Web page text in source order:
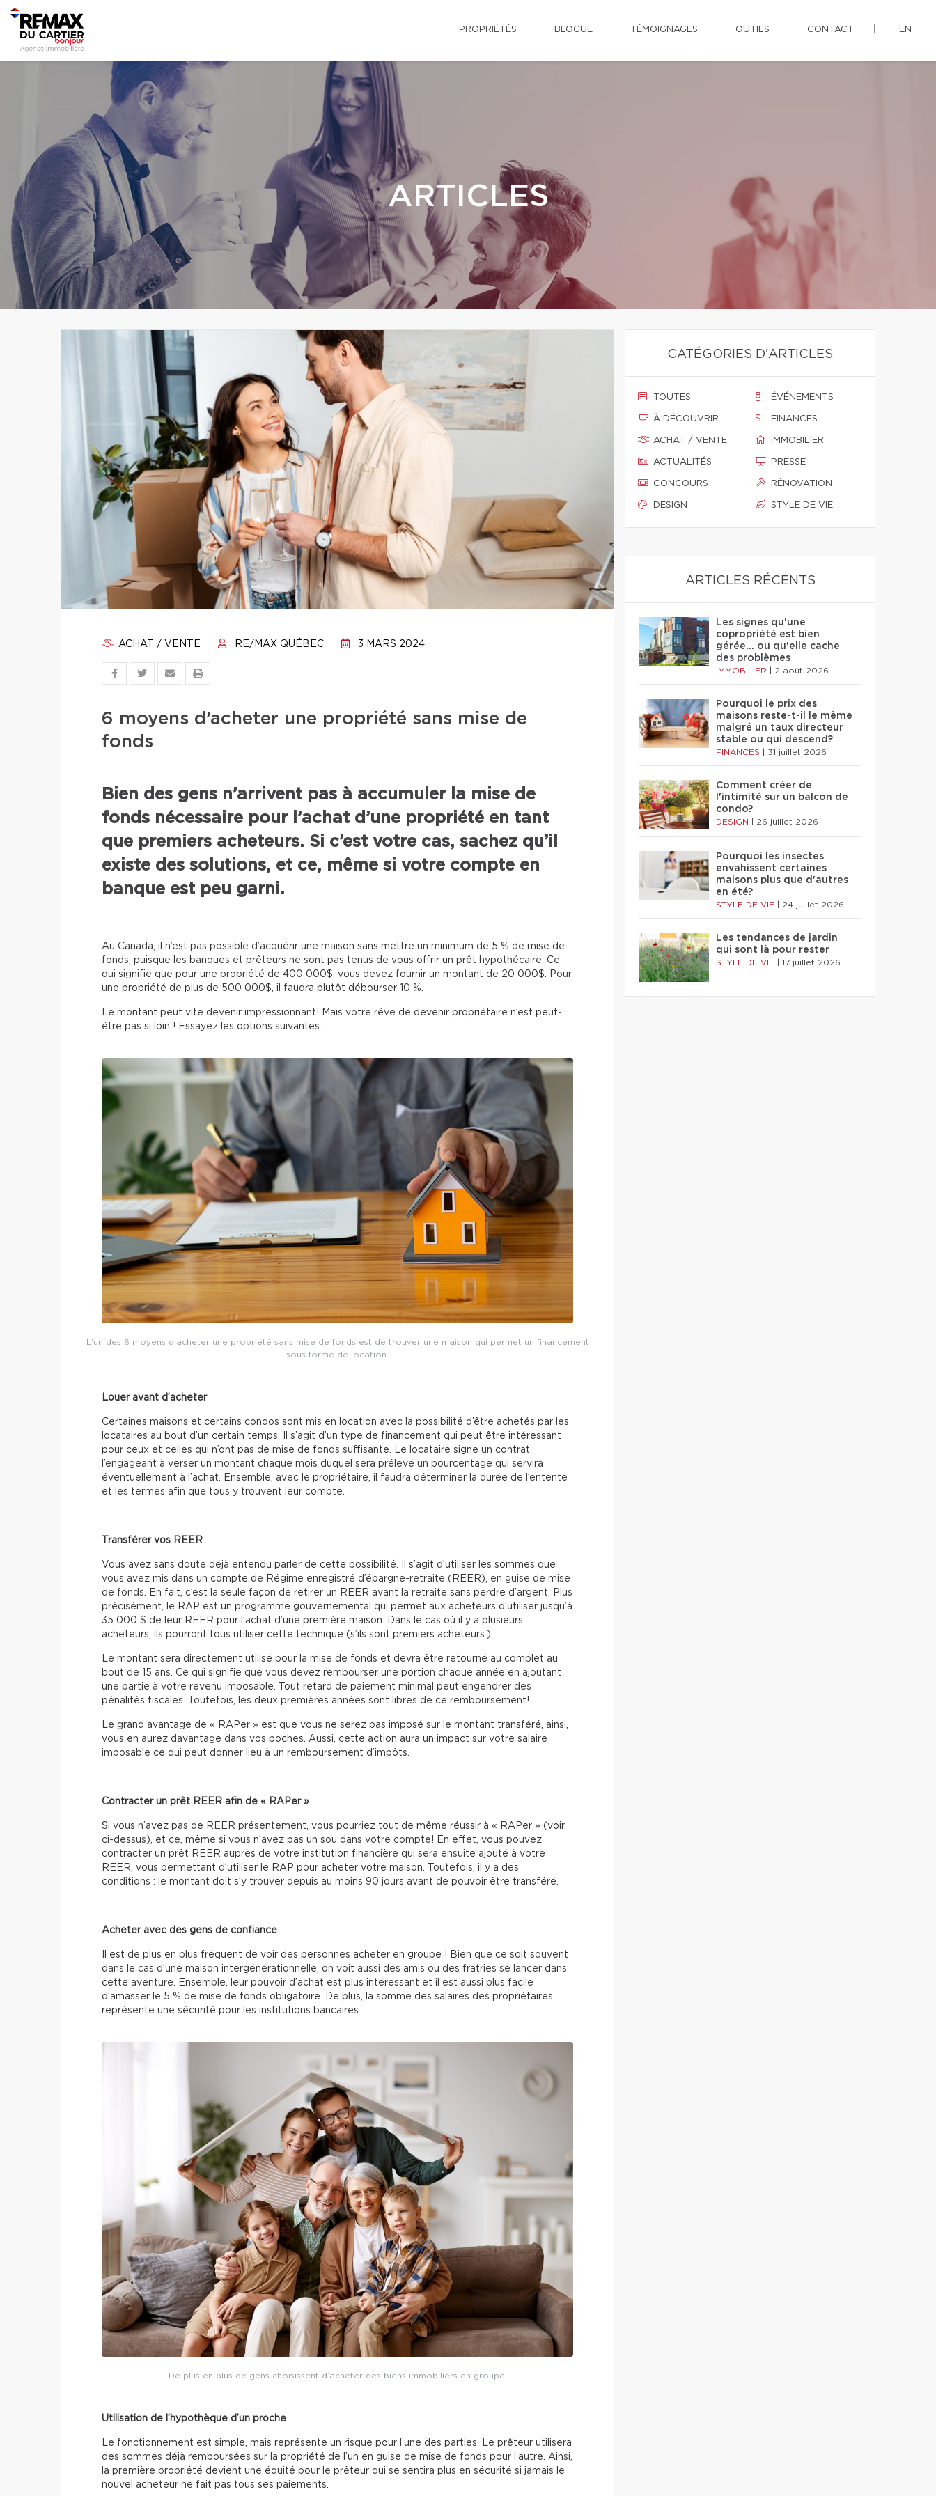
PROPRIÉTÉS BLOGUE TÉMOIGNAGES OUTILS CONTACT EN
ARTICLES
ACHAT / VENTE RE/MAX QUÉBEC 3 MARS 2024
6 moyens d’acheter une propriété sans mise de
fonds
Bien des gens n’arrivent pas à accumuler la mise de
fonds nécessaire pour l’achat d’une propriété en tant
que premiers acheteurs. Si c’est votre cas, sachez qu’il
existe des solutions, et ce, même si votre compte en
banque est peu garni.
Au Canada, il n’est pas possible d’acquérir une maison sans mettre un minimum de 5 % de mise de
fonds, puisque les banques et prêteurs ne sont pas tenus de vous offrir un prêt hypothécaire. Ce
qui signifie que pour une propriété de 400 000$, vous devez fournir un montant de 20 000$. Pour
une propriété de plus de 500 000$, il faudra plutôt débourser 10 %.
Le montant peut vite devenir impressionnant! Mais votre rêve de devenir propriétaire n’est peut-
être pas si loin ! Essayez les options suivantes :
L’un des 6 moyens d’acheter une propriété sans mise de fonds est de trouver une maison qui permet un financement
sous forme de location.
Louer avant d’acheter
Certaines maisons et certains condos sont mis en location avec la possibilité d’être achetés par les
locataires au bout d’un certain temps. Il s’agit d’un type de financement qui peut être intéressant
pour ceux et celles qui n’ont pas de mise de fonds suffisante. Le locataire signe un contrat
l’engageant à verser un montant chaque mois duquel sera prélevé un pourcentage qui servira
éventuellement à l’achat. Ensemble, avec le propriétaire, il faudra déterminer la durée de l’entente
et les termes afin que tous y trouvent leur compte.
Transférer vos REER
Vous avez sans doute déjà entendu parler de cette possibilité. Il s’agit d’utiliser les sommes que
vous avez mis dans un compte de Régime enregistré d’épargne-retraite (REER), en guise de mise
de fonds. En fait, c’est la seule façon de retirer un REER avant la retraite sans perdre d’argent. Plus
précisément, le RAP est un programme gouvernemental qui permet aux acheteurs d’utiliser jusqu’à
35 000 $ de leur REER pour l’achat d’une première maison. Dans le cas où il y a plusieurs
acheteurs, ils pourront tous utiliser cette technique (s’ils sont premiers acheteurs.)
Le montant sera directement utilisé pour la mise de fonds et devra être retourné au complet au
bout de 15 ans. Ce qui signifie que vous devez rembourser une portion chaque année en ajoutant
une partie à votre revenu imposable. Tout retard de paiement minimal peut engendrer des
pénalités fiscales. Toutefois, les deux premières années sont libres de ce remboursement!
Le grand avantage de « RAPer » est que vous ne serez pas imposé sur le montant transféré, ainsi,
vous en aurez davantage dans vos poches. Aussi, cette action aura un impact sur votre salaire
imposable ce qui peut donner lieu à un remboursement d’impôts.
Contracter un prêt REER afin de « RAPer »
Si vous n’avez pas de REER présentement, vous pourriez tout de même réussir à « RAPer » (voir
ci-dessus), et ce, même si vous n’avez pas un sou dans votre compte! En effet, vous pouvez
contracter un prêt REER auprès de votre institution financière qui sera ensuite ajouté à votre
REER, vous permettant d’utiliser le RAP pour acheter votre maison. Toutefois, il y a des
conditions : le montant doit s’y trouver depuis au moins 90 jours avant de pouvoir être transféré.
Acheter avec des gens de confiance
Il est de plus en plus fréquent de voir des personnes acheter en groupe ! Bien que ce soit souvent
dans le cas d’une maison intergénérationnelle, on voit aussi des amis ou des fratries se lancer dans
cette aventure. Ensemble, leur pouvoir d’achat est plus intéressant et il est aussi plus facile
d’amasser le 5 % de mise de fonds obligatoire. De plus, la somme des salaires des propriétaires
représente une sécurité pour les institutions bancaires.
De plus en plus de gens choisissent d’acheter des biens immobiliers en groupe.
Utilisation de l’hypothèque d’un proche
Le fonctionnement est simple, mais représente un risque pour l’une des parties. Le prêteur utilisera
des sommes déjà remboursées sur la propriété de l’un en guise de mise de fonds pour l’autre. Ainsi,
la première propriété devient une équité pour le prêteur qui se sentira plus en sécurité si jamais le
nouvel acheteur ne fait pas tous ses paiements.
CATÉGORIES D'ARTICLES
TOUTES
À DÉCOUVRIR
ACHAT / VENTE
ACTUALITÉS
CONCOURS
DESIGN
ÉVÉNEMENTS
FINANCES
IMMOBILIER
PRESSE
RÉNOVATION
STYLE DE VIE
ARTICLES RÉCENTS
Les signes qu'une
copropriété est bien
gérée… ou qu'elle cache
des problèmes
IMMOBILIER 2 août 2026
Pourquoi le prix des
maisons reste-t-il le même
malgré un taux directeur
stable ou qui descend?
FINANCES 31 juillet 2026
Comment créer de
l'intimité sur un balcon de
condo?
DESIGN 26 juillet 2026
Pourquoi les insectes
envahissent certaines
maisons plus que d'autres
en été?
STYLE DE VIE 24 juillet 2026
Les tendances de jardin
qui sont là pour rester
STYLE DE VIE 17 juillet 2026